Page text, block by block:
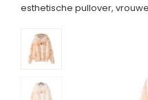
esthetische pullover,